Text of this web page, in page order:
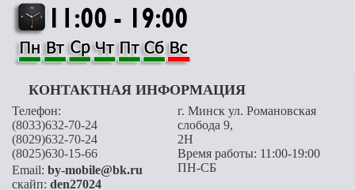
КОНТАКТНАЯ ИНФОРМАЦИЯ
Телефон:
(8033)632-70-24
(8029)632-70-24
(8025)630-15-66
Email: by-mobile@bk.ru
скайп: den27024
г. Минск ул. Романовская
слобода 9,
2H
Время работы: 11:00-19:00
ПН-СБ